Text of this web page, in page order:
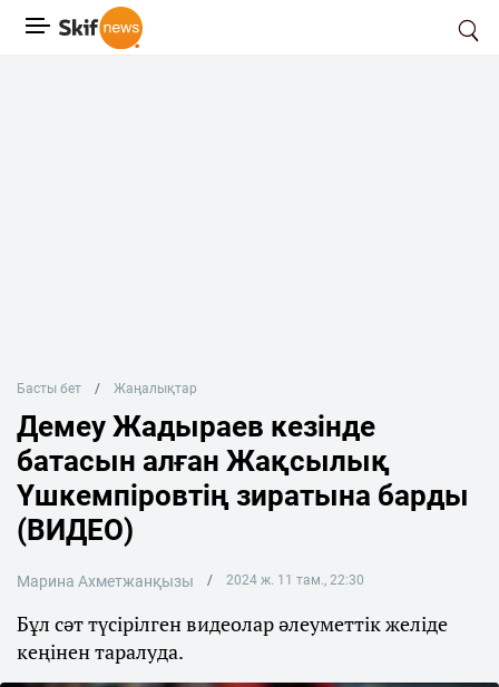
Басты бет Жаңалықтар
Демеу Жадыраев кезінде
батасын алған Жақсылық
Үшкемпіровтің зиратына барды
(ВИДЕО)
Марина Ахметжанқызы 2024 ж. 11 там., 22:30
Бұл сәт түсірілген видеолар әлеуметтік желіде
кеңінен таралуда.